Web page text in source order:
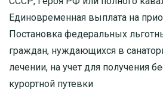
Единовременная выплата на
Постановка федеральных
граждан, нуждающихся в
лечении, на учет для получения
курортной путевки